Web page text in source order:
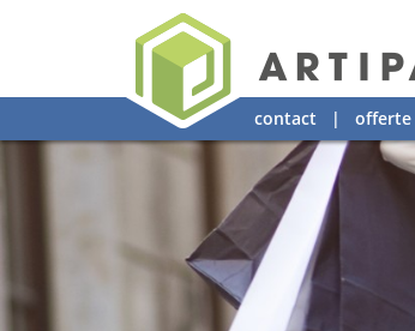
contact | offerte